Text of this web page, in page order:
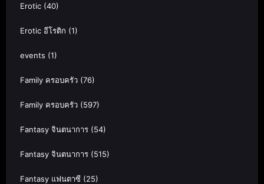
Erotic (40)
Erotic อีโรติก (1)
events (1)
Family ครอบครัว (76)
Family ครอบครัว (597)
Fantasy จินตนาการ (54)
Fantasy จินตนาการ (515)
Fantasy แฟนตาซี (25)